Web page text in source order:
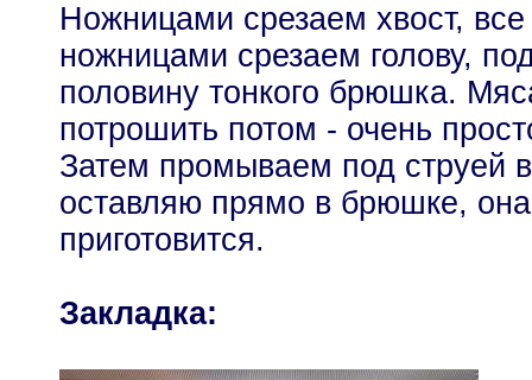
Ножницами срезаем хвост,
ножницами срезаем голову,
половину тонкого брюшка.
потрошить потом - очень
Затем промываем под струей
оставляю прямо в брюшке,
приготовится.
Закладка: